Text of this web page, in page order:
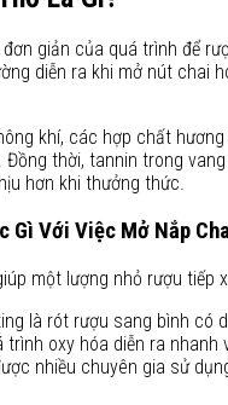
đơn giản của quá trình để
diễn ra khi mở nút chai
khí, các hợp chất
Đồng thời, tannin trong
hơn khi thưởng thức.
Gì Với Việc Mở Nắp
một lượng nhỏ rượu tiếp
là rót rượu sang bình có
trình oxy hóa diễn ra nhanh
nhiều chuyên gia sử